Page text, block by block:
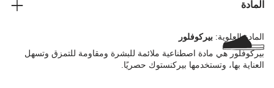
المادة
المادة العلوية: بيركوفلور
بيركوفلور هي مادة اصطناعية ملائمة للبشرة ومقاومة للتمزق وتسهل
العناية بها، وتستخدمها بيركنستوك حصريًا.